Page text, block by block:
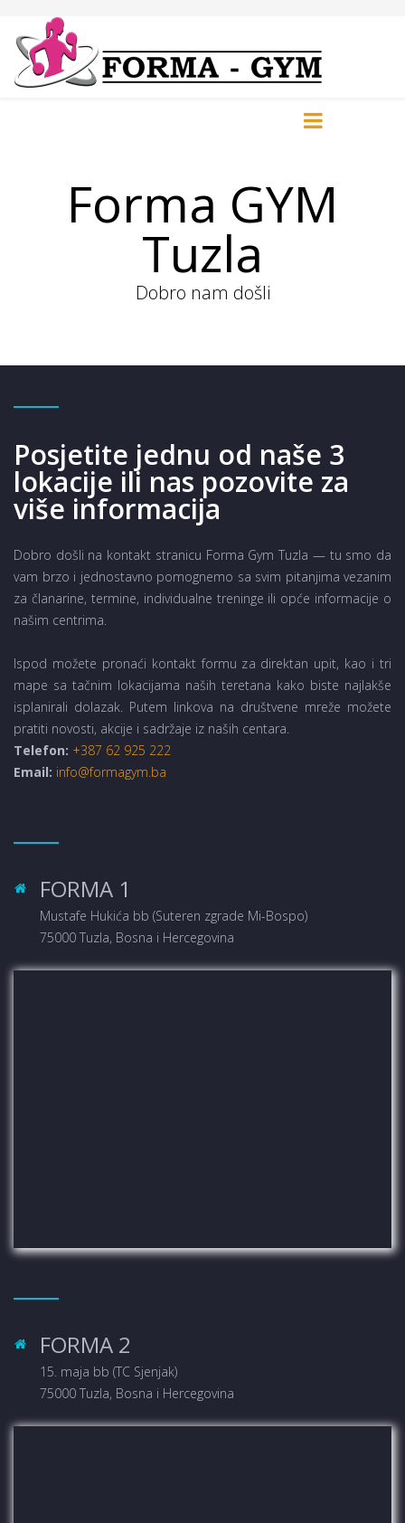
Forma GYM
Tuzla
Dobro nam došli
Posjetite jednu od naše 3
lokacije ili nas pozovite za
više informacija
Dobro došli na kontakt stranicu Forma Gym Tuzla — tu smo da
vam brzo i jednostavno pomognemo sa svim pitanjima vezanim
za članarine, termine, individualne treninge ili opće informacije o
našim centrima.
Ispod možete pronaći kontakt formu za direktan upit, kao i tri
mape sa tačnim lokacijama naših teretana kako biste najlakše
isplanirali dolazak. Putem linkova na društvene mreže možete
pratiti novosti, akcije i sadržaje iz naših centara.
Telefon: +387 62 925 222
Email: info@formagym.ba
FORMA 1
Mustafe Hukića bb (Suteren zgrade Mi-Bospo)
75000 Tuzla, Bosna i Hercegovina
FORMA 2
15. maja bb (TC Sjenjak)
75000 Tuzla, Bosna i Hercegovina